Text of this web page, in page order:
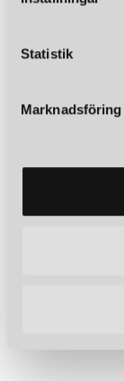
Statistik
Marknadsföring